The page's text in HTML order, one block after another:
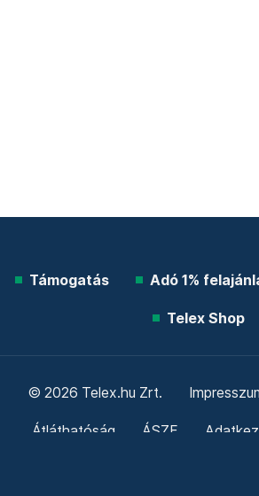
Támogatás Adó 1%
Telex Shop
© 2026 Telex.hu Zrt.
Átláthatóság ÁSZF